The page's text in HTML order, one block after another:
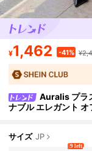
¥1,462 -41%
Auralis プラ
ナブル エレガント
ス
サイズ JP
9 left